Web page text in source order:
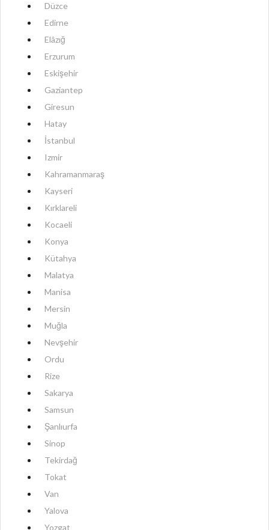
Düzce
Edirne
Elâzığ
Erzurum
Eskişehir
Gaziantep
Giresun
Hatay
İstanbul
Izmir
Kahramanmaraş
Kayseri
Kırklareli
Kocaeli
Konya
Kütahya
Malatya
Manisa
Mersin
Muğla
Nevşehir
Ordu
Rize
Sakarya
Samsun
Şanlıurfa
Sinop
Tekirdağ
Tokat
Van
Yalova
Yozgat